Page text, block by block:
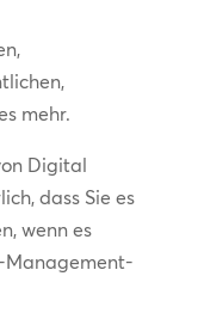
mehr.
Digital
dass Sie es
wenn es
Management-